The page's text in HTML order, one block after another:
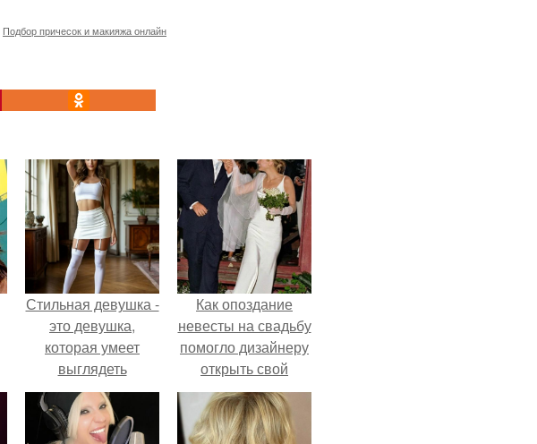
Подбор причесок и макияжа онлайн
Стильная девушка -
это девушка,
которая умеет
выглядеть
привлекательно и
элегантно в любои
ситуации.
Как опоздание
невесты на свадьбу
помогло дизайнеру
открыть свой
бренд.